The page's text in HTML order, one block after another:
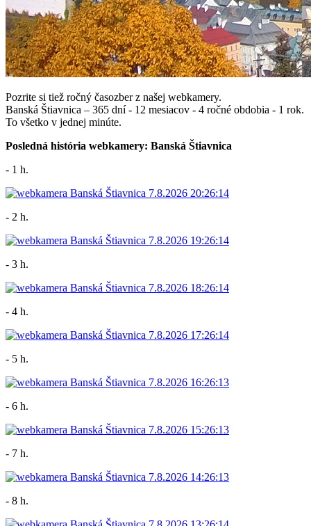
Pozrite si tiež ročný časozber z našej webkamery.
Banská Štiavnica – 365 dní - 12 mesiacov - 4 ročné obdobia - 1 rok.
To všetko v jednej minúte.
Posledná história webkamery: Banská Štiavnica
- 1 h.
- 2 h.
- 3 h.
- 4 h.
- 5 h.
- 6 h.
- 7 h.
- 8 h.